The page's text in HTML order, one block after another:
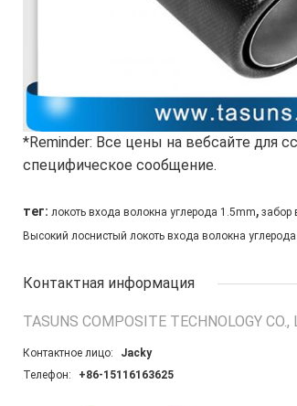
*Reminder: Все цены на вебсайте для
специфическое сообщение.
тег: локоть входа волокна углерода 1.5mm, забор
Высокий лоснистый локоть входа волокна углерода
Контактная информация
TASUNS COMPOSITE TECHNOLOGY CO.,
Контактное лицо:
Jacky
Телефон:
+86-15116163625